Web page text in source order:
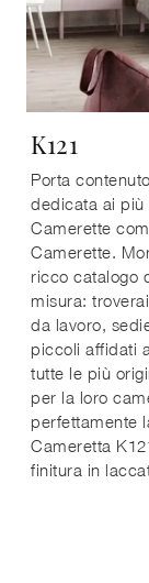
K121
Porta
dedicata ai più
Camerette
Camerette.
ricco catalogo
misura:
da lavoro,
piccoli affidati
tutte le più
per la loro
perfettamente
Cameretta
finitura in